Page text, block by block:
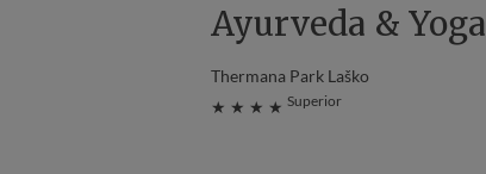
Ayurveda & Yoga
Thermana Park Laško
★ ★ ★ ★ Superior